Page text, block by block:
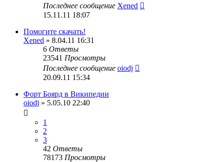
Последнее сообщение Xened
15.11.11 18:07
Помогите скачать!
Xened » 8.04.11 16:31
6 Ответы
23541 Просмотры
Последнее сообщение oiodj
20.09.11 15:34
Форт Боярд в Википедии
oiodj » 5.05.10 22:40
1
2
3
42 Ответы
78173 Просмотры